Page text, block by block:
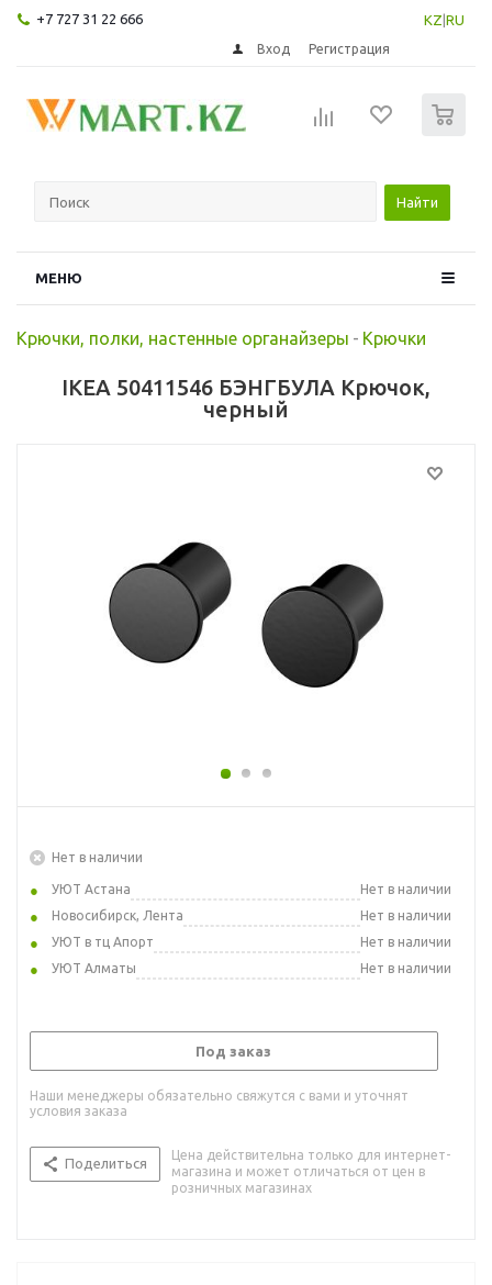
+7 727 31 22 666 KZ RU
Вход Регистрация
Найти
МЕНЮ
Крючки, полки, настенные органайзеры - Крючки
IKEA 50411546 БЭНГБУЛА Крючок,
черный
Нет в наличии
УЮТ Астана
Нет в наличии
Новосибирск, Лента
Нет в наличии
УЮТ в тц Апорт
Нет в наличии
УЮТ Алматы
Нет в наличии
Под заказ
Наши менеджеры обязательно свяжутся с вами и уточнят
условия заказа
Поделиться
Цена действительна только для интернет-
магазина и может отличаться от цен в
розничных магазинах